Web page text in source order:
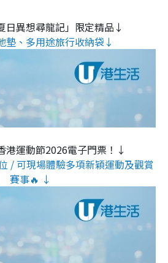
日異想尋龍記」限定精品↓
墊、多用途旅行收納袋↓
港運動節2026電子門票！↓
/ 可現場體驗多項新穎運動及觀賞
賽事🔥 ↓